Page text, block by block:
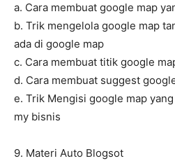
a. Cara membuat google map
b. Trik mengelola google map
ada di google map
c. Cara membuat titik google
d. Cara membuat suggest
e. Trik Mengisi google map
my bisnis
9. Materi Auto Blogsot